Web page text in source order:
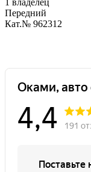
Передний
Кат.№ 962312